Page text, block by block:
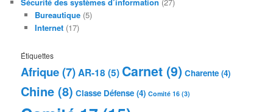
Bureautique(5)
Internet(17)
Étiquettes
Afrique(7)AR-18 (5) Carnet(9) Charente (4)
Chine (8) Classe Défense (4) Comité 16 (3)